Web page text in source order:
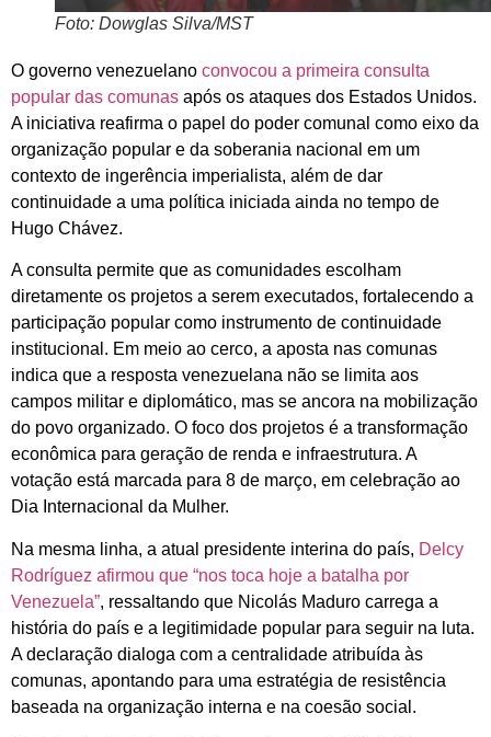
Foto: Dowglas Silva/MST
O governo venezuelano convocou a primeira consulta
popular das comunas após os ataques dos Estados Unidos.
A iniciativa reafirma o papel do poder comunal como eixo da
organização popular e da soberania nacional em um
contexto de ingerência imperialista, além de dar
continuidade a uma política iniciada ainda no tempo de
Hugo Chávez.
A consulta permite que as comunidades escolham
diretamente os projetos a serem executados, fortalecendo a
participação popular como instrumento de continuidade
institucional. Em meio ao cerco, a aposta nas comunas
indica que a resposta venezuelana não se limita aos
campos militar e diplomático, mas se ancora na mobilização
do povo organizado. O foco dos projetos é a transformação
econômica para geração de renda e infraestrutura. A
votação está marcada para 8 de março, em celebração ao
Dia Internacional da Mulher.
Na mesma linha, a atual presidente interina do país, Delcy
Rodríguez afirmou que “nos toca hoje a batalha por
Venezuela”, ressaltando que Nicolás Maduro carrega a
história do país e a legitimidade popular para seguir na luta.
A declaração dialoga com a centralidade atribuída às
comunas, apontando para uma estratégia de resistência
baseada na organização interna e na coesão social.